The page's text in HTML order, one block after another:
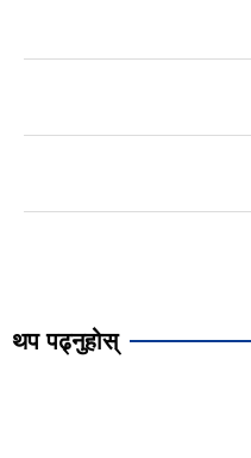
थप पढ्नुहोस्